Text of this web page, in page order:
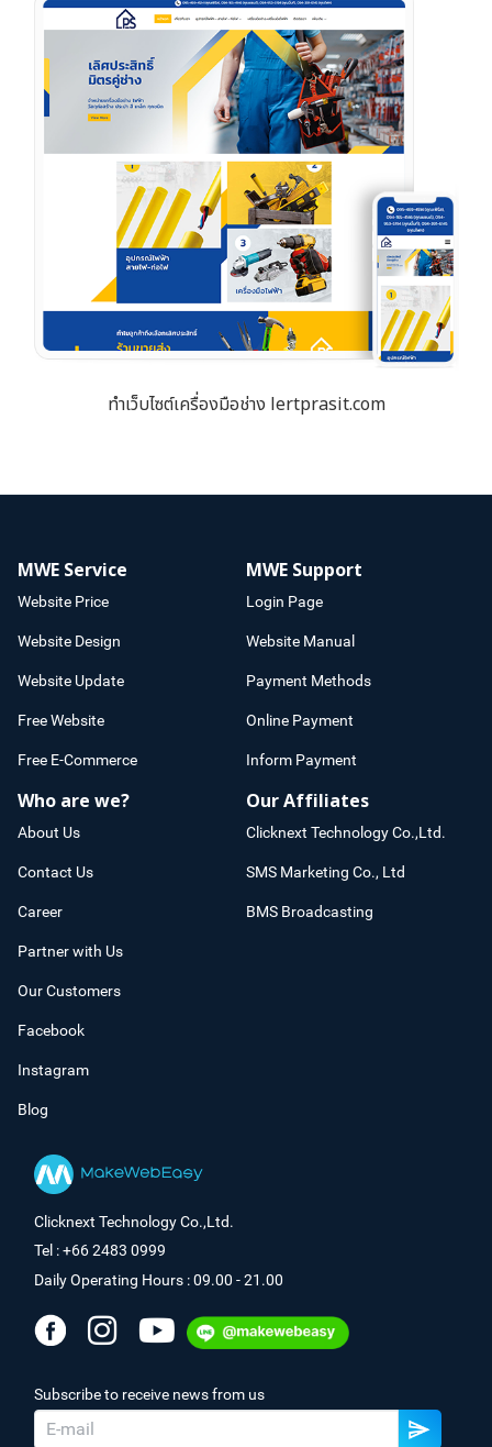
ทำเว็บไซต์เครื่องมือช่าง lertprasit.com
MWE Service
Website Price
Website Design
Website Update
Free Website
Free E-Commerce
MWE Support
Login Page
Website Manual
Payment Methods
Online Payment
Inform Payment
Who are we?
About Us
Contact Us
Career
Partner with Us
Our Customers
Facebook
Instagram
Blog
Our Affiliates
Clicknext Technology Co.,Ltd.
SMS Marketing Co., Ltd
BMS Broadcasting
Clicknext Technology Co.,Ltd.
Tel : +66 2483 0999
Daily Operating Hours : 09.00 - 21.00
Subscribe to receive news from us